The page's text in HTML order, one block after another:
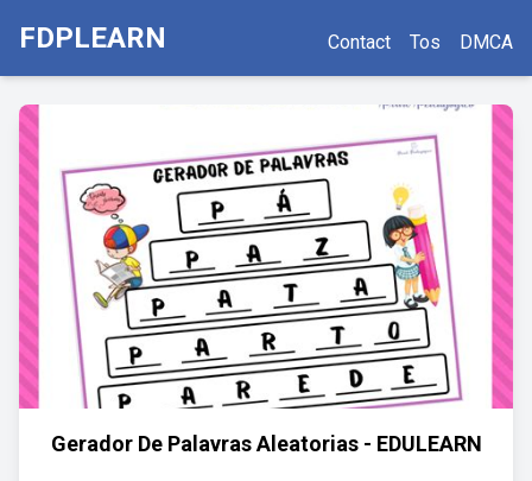
FDPLEARN Contact Tos DMCA
Gerador De Palavras Aleatorias - EDULEARN